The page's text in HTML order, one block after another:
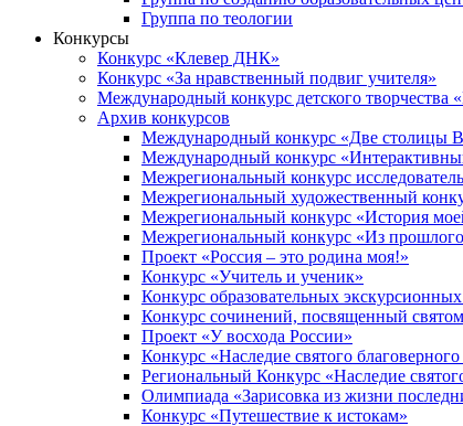
Группа по теологии
Конкурсы
Конкурс «Клевер ДНК»
Конкурс «За нравственный подвиг учителя»
Международный конкурс детского творчества
Архив конкурсов
Международный конкурс «Две столицы
Международный конкурс
Межрегиональный конкурс
Межрегиональный художественный
Межрегиональный конкурс «История
Межрегиональный конкурс «Из
Проект «Россия – это родина моя!»
Конкурс «Учитель и ученик»
Конкурс образовательных
Конкурс сочинений, посвященный
Проект «У восхода России»
Конкурс «Наследие святого
Региональный Конкурс «Наследие
Олимпиада «Зарисовка из жизни
Конкурс «Путешествие к истокам»